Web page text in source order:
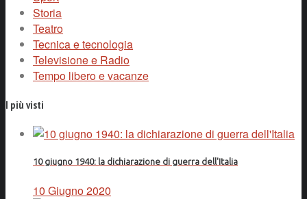
Storia
Teatro
Tecnica e tecnologia
Televisione e Radio
Tempo libero e vacanze
I più visti
10 giugno 1940: la dichiarazione di guerra dell'Italia
10 Giugno 2020